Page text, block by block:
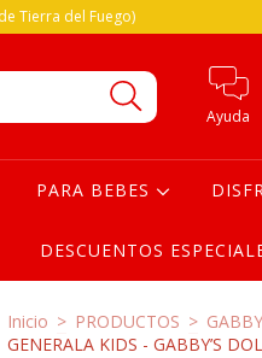
Tierra del Fuego)
Ayuda
PARA BEBES
DESCUENTOS
Inicio > PRODUCTOS >
GENERALA KIDS - GABBY’S